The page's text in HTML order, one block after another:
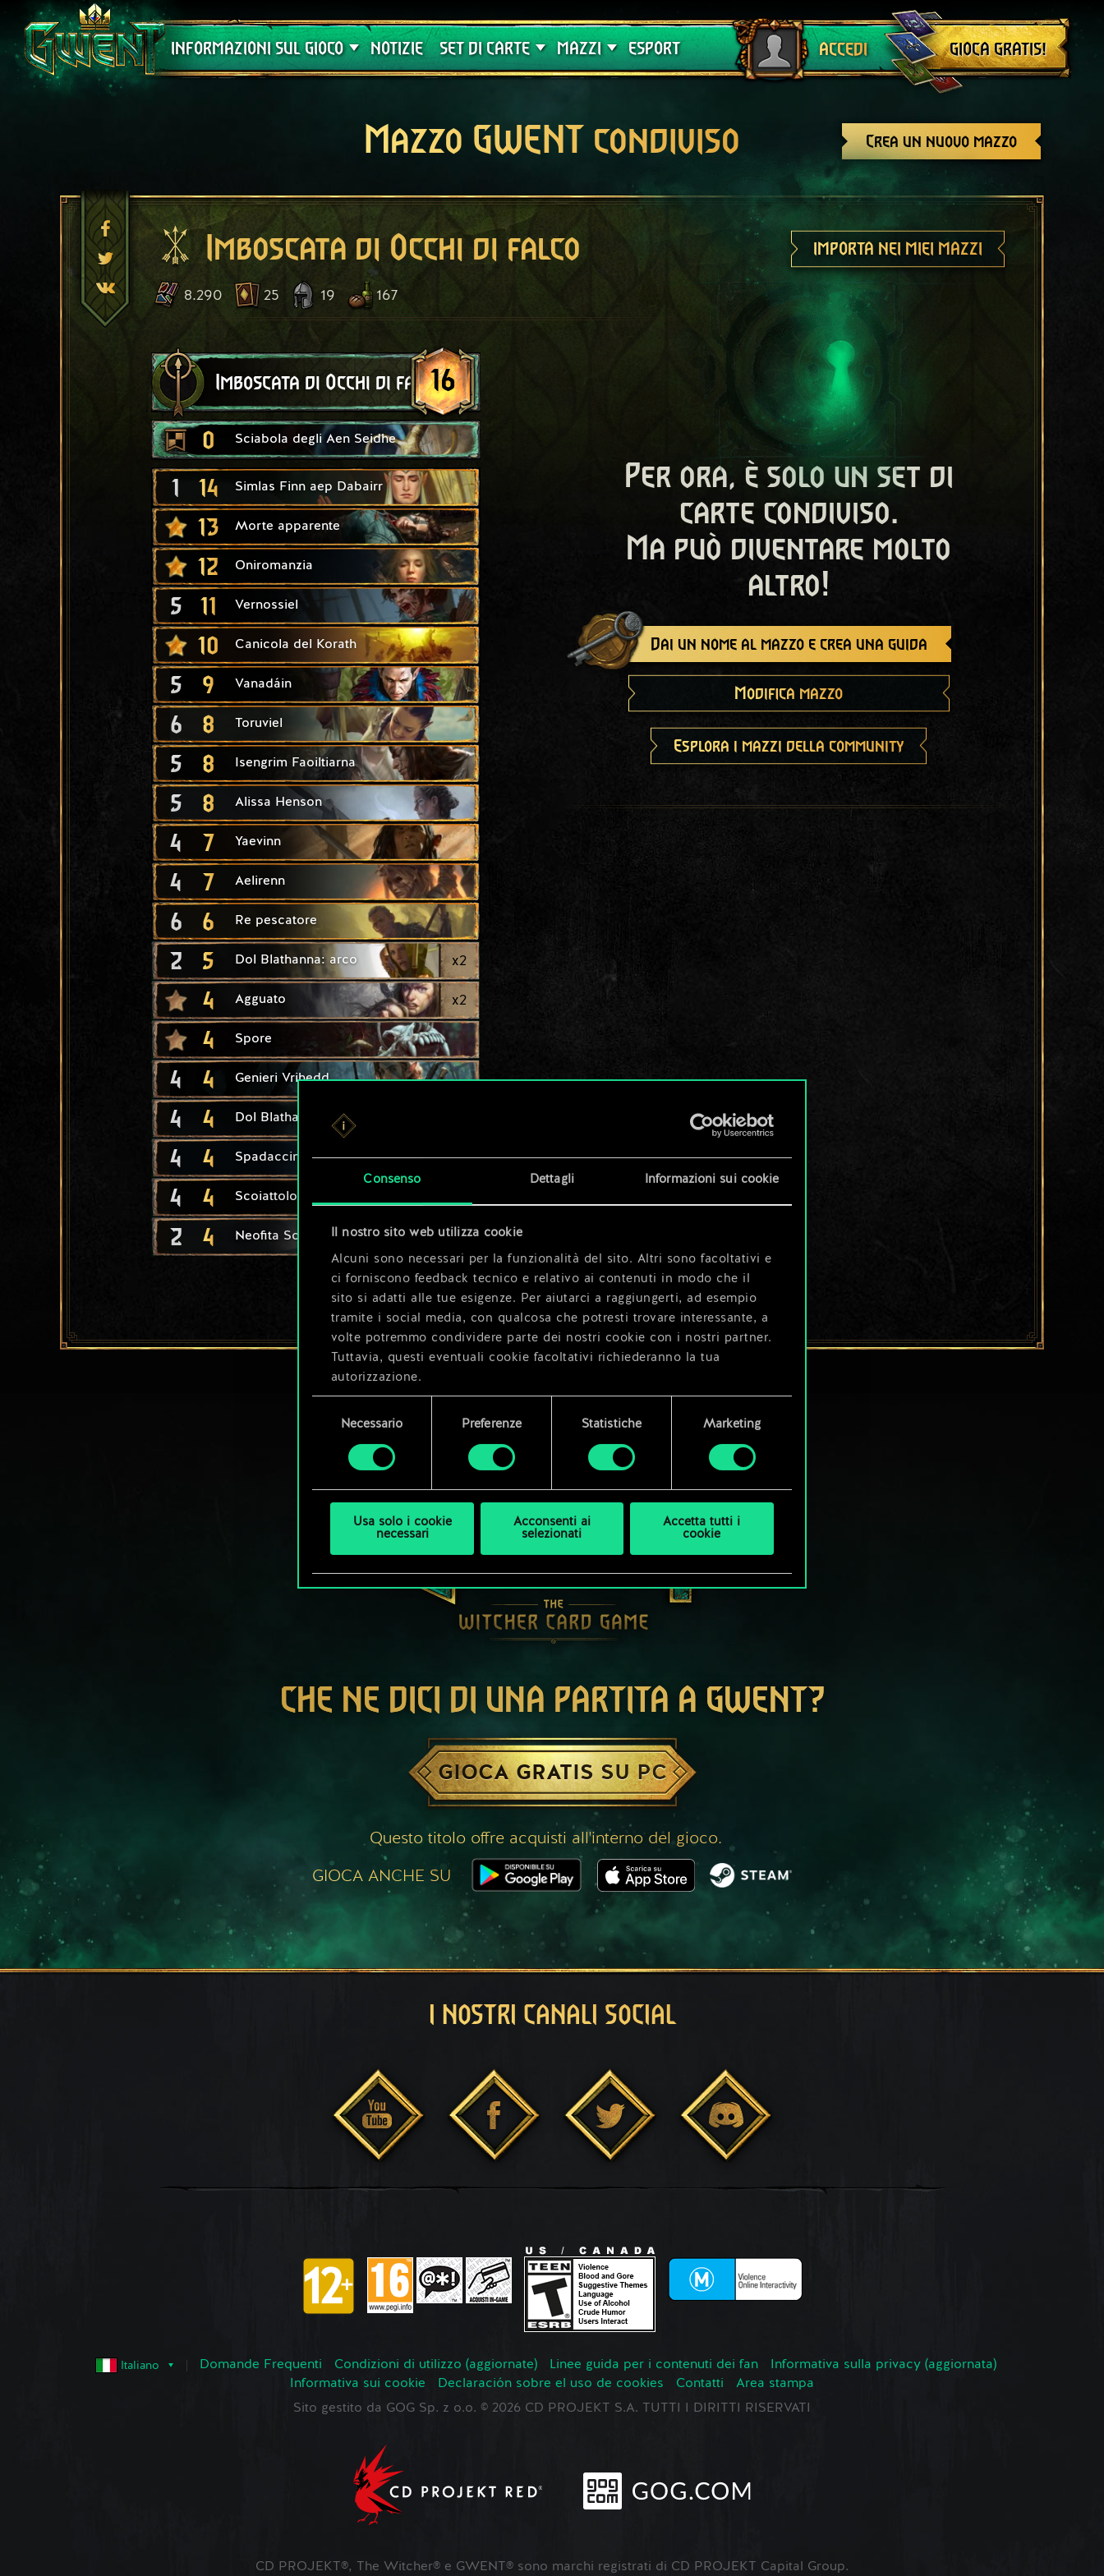
Consenso Dettagli Informazioni sui cookie
Il nostro sito web utilizza cookie
Alcuni sono necessari per la funzionalità del sito. Altri sono facoltativi e
ci forniscono feedback tecnico e relativo ai contenuti in modo che il
sito si adatti alle tue esigenze. Per aiutarci a raggiungerti, ad esempio
tramite i social media, con qualcosa che potresti trovare interessante, a
volte potremmo condividere parte dei nostri cookie con i nostri partner.
Tuttavia, questi eventuali cookie facoltativi richiederanno la tua
autorizzazione.
Tutti i dettagli su come utilizziamo i cookie e su come impostare le tue
consenso
Necessario Preferenze Statistiche Marketing
Usa solo i cookie
necessari
Acconsenti ai
selezionati
Accetta tutti i
cookie
INFORMAZIONI SUL GIOCO
Assistenza
NOTIZIE SET DI CARTE
Crimson Curse
MAZZI
Guide
ESPORT ACCEDI
Esci
GIOCA GRATIS!
Crea un nuovo mazzo
Mazzo GWENT condiviso
Imboscata di Occhi di falco IMPORTA NEI MIEI MAZZI
8.290 25 19 167
Imboscata di Occhi di falco16
0 Sciabola degli Aen Seidhe
1 14 Simlas Finn aep Dabairr
13 Morte apparente
12 Oniromanzia
5 11 Vernossiel
10 Canicola del Korath
5 9 Vanadáin
6 8 Toruviel
5 8 Isengrim Faoiltiarna
5 8 Alissa Henson
4 7 Yaevinn
4 7 Aelirenn
6 6 Re pescatore
2 5 Dol Blathanna: arco x2
4 Agguato x2
4 Spore
4 4 Genieri Vrihedd
4 4 Dol Blathanna: saetta
4 4 Spadaccino elfico x2
4 4 Scoiattolo
2 4 Neofita Scoia'tael x2
Per ora, è solo un set di
carte condiviso.
Ma può diventare molto
altro!
Dai un nome al mazzo e crea una guida
Modifica mazzo
Esplora i mazzi della community
CHE NE DICI DI UNA PARTITA A GWENT?
GIOCA GRATIS SU PC
Questo titolo offre acquisti all'interno del gioco.
GIOCA ANCHE SU
I NOSTRI CANALI SOCIAL
Italiano Domande Frequenti Condizioni di utilizzo (aggiornate) Linee guida per i contenuti dei fan
Informativa sulla privacy (aggiornata)
Informativa sui cookie
Declaración sobre el uso de cookies Contatti
Area stampa
Sito gestito da GOG Sp. z o.o. © 2026 CD PROJEKT S.A. TUTTI I DIRITTI RISERVATI
CD PROJEKT®, The Witcher® e GWENT® sono marchi registrati di CD PROJEKT Capital Group.